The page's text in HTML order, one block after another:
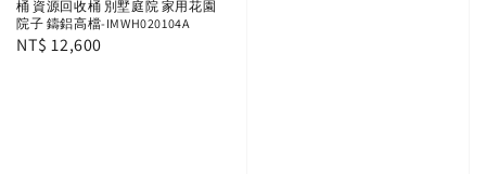
桶 資源回收桶 別墅庭院 家用花園
院子 鑄鋁高檔-IMWH020104A
Regular
NT$ 12,600